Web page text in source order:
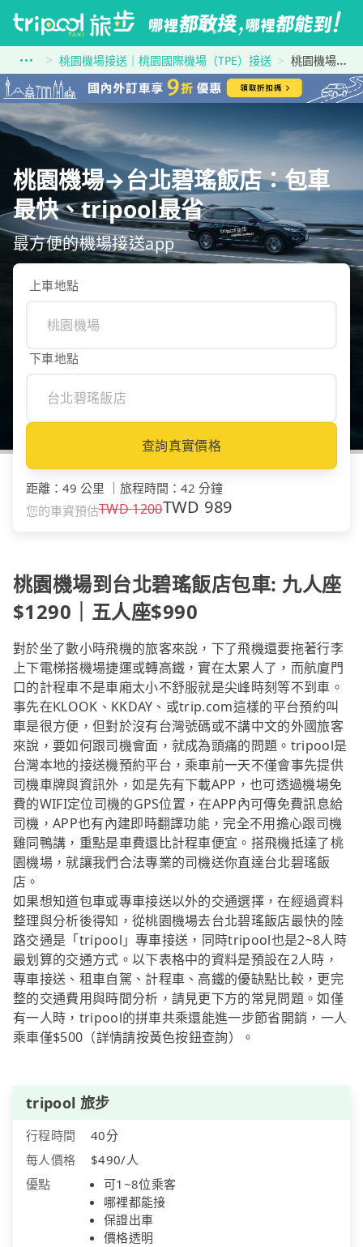
桃園機場接送｜桃園國際機場（TPE）接送 桃園機場到台北碧瑤飯店
桃園機場→台北碧瑤飯店：包車
最快、tripool最省
最方便的機場接送app
上車地點
下車地點
查詢真實價格
距離 ： 49 公里 旅程時間 ： 42 分鐘
您的車資預估TWD1200TWD 989
桃園機場到台北碧瑤飯店包車: 九人座
$1290｜五人座$990
對於坐了數小時飛機的旅客來說，下了飛機還要拖著行李
上下電梯搭機場捷運或轉高鐵，實在太累人了，而航廈門
口的計程車不是車廂太小不舒服就是尖峰時刻等不到車。
事先在KLOOK、KKDAY、或trip.com這樣的平台預約叫
車是很方便，但對於沒有台灣號碼或不講中文的外國旅客
來說，要如何跟司機會面，就成為頭痛的問題。tripool是
台灣本地的接送機預約平台，乘車前一天不僅會事先提供
司機車牌與資訊外，如是先有下載APP，也可透過機場免
費的WIFI定位司機的GPS位置，在APP內可傳免費訊息給
司機，APP也有內建即時翻譯功能，完全不用擔心跟司機
雞同鴨講，重點是車費還比計程車便宜。搭飛機抵達了桃
園機場，就讓我們合法專業的司機送你直達台北碧瑤飯
店。
如果想知道包車或專車接送以外的交通選擇，在經過資料
整理與分析後得知，從桃園機場去台北碧瑤飯店最快的陸
路交通是「tripool」專車接送，同時tripool也是2~8人時
最划算的交通方式。以下表格中的資料是預設在2人時，
專車接送、租車自駕、計程車、高鐵的優缺點比較，更完
整的交通費用與時間分析，請見更下方的常見問題。如僅
有一人時，tripool的拼車共乘還能進一步節省開銷，一人
乘車僅$500（詳情請按黃色按鈕查詢）。
tripool 旅步
行程時間
40分
每人價格
$490/人
優點
可1~8位乘客
哪裡都能接
保證出車
價格透明